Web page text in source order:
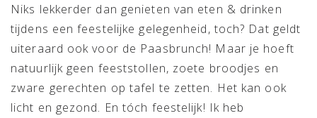
Niks lekkerder dan genieten van eten & drinken
tijdens een feestelijke gelegenheid, toch? Dat geldt
uiteraard ook voor de Paasbrunch! Maar je hoeft
natuurlijk geen feeststollen, zoete broodjes en
zware gerechten op tafel te zetten. Het kan ook
licht en gezond. En tóch feestelijk! Ik heb